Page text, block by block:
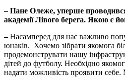
– Пане Олеже, уперше
академії Лівого берега. Якою є
–Насамперед для нас важливо
юнаків. Хочемо зібрати якомога
продемонструвати нашу
дітей до футболу. Необхідно
надати можливість проявити